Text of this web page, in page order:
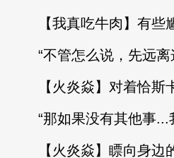
【我真吃牛肉】有些尴
“不管怎么说，先远离
【火炎焱】对着恰斯卡
“那如果没有其他事...
【火炎焱】瞟向身边